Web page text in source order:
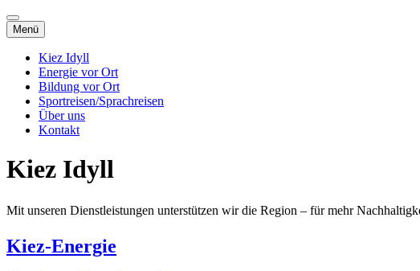
Direkt
zum
Inhalt
Menü
Menü
Kiez Idyll
Energie vor Ort
Bildung vor Ort
Sportreisen/Sprachreisen
Über uns
Kontakt
Kiez Idyll
Mit unseren Dienstleistungen unterstützen wir die Region – für mehr
Kiez-Energie